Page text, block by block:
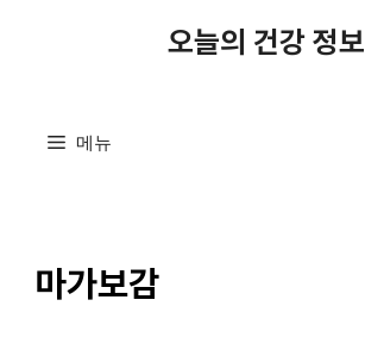
오늘의 건강 정보
메뉴
마가보감